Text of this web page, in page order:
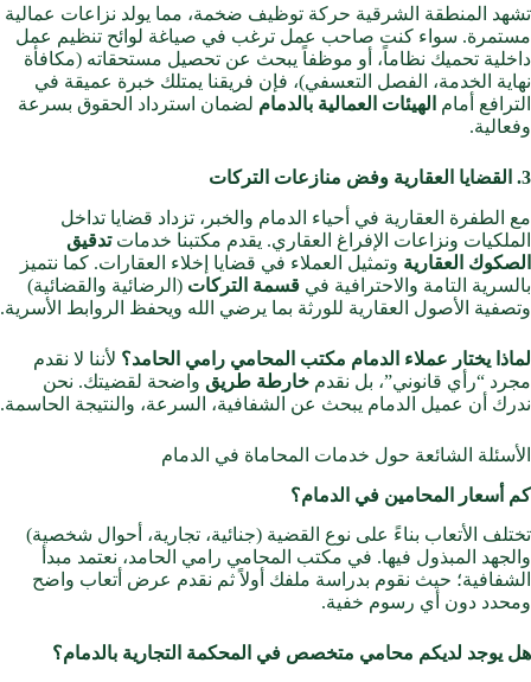
تشهد المنطقة الشرقية حركة توظيف ضخمة، مما يولد نزاعات عمالية
مستمرة. سواء كنت صاحب عمل ترغب في صياغة لوائح تنظيم عمل
داخلية تحميك نظاماً، أو موظفاً يبحث عن تحصيل مستحقاته (مكافأة
نهاية الخدمة، الفصل التعسفي)، فإن فريقنا يمتلك خبرة عميقة في
الترافع أمام الهيئات العمالية بالدمام لضمان استرداد الحقوق بسرعة
وفعالية.
3. القضايا العقارية وفض منازعات التركات
مع الطفرة العقارية في أحياء الدمام والخبر، تزداد قضايا تداخل
الملكيات ونزاعات الإفراغ العقاري. يقدم مكتبنا خدماتتدقيق
الصكوك العقارية وتمثيل العملاء في قضايا إخلاء العقارات. كما نتميز
بالسرية التامة والاحترافية في قسمة التركات (الرضائية والقضائية)
وتصفية الأصول العقارية للورثة بما يرضي الله ويحفظ الروابط الأسرية.
لماذا يختار عملاء الدمام مكتب المحامي رامي الحامد؟ لأننا لا نقدم
مجرد “رأي قانوني”، بل نقدم خارطة طريق واضحة لقضيتك. نحن
ندرك أن عميل الدمام يبحث عن الشفافية، السرعة، والنتيجة الحاسمة.
الأسئلة الشائعة حول خدمات المحاماة في الدمام
كم أسعار المحامين في الدمام؟
تختلف الأتعاب بناءً على نوع القضية (جنائية، تجارية، أحوال شخصية)
والجهد المبذول فيها. في مكتب المحامي رامي الحامد، نعتمد مبدأ
الشفافية؛ حيث نقوم بدراسة ملفك أولاً ثم نقدم عرض أتعاب واضح
ومحدد دون أي رسوم خفية.
هل يوجد لديكم محامي متخصص في المحكمة التجارية بالدمام؟